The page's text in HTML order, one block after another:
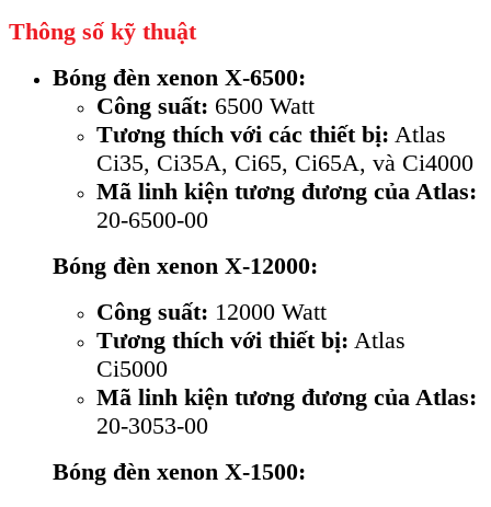
Thông số kỹ thuật
Bóng đèn xenon X-6500:
Công suất: 6500 Watt
Tương thích với các thiết bị: Atlas
Ci35, Ci35A, Ci65, Ci65A, và Ci4000
Mã linh kiện tương đương của Atlas:
20-6500-00
Bóng đèn xenon X-12000:
Công suất: 12000 Watt
Tương thích với thiết bị: Atlas
Ci5000
Mã linh kiện tương đương của Atlas:
20-3053-00
Bóng đèn xenon X-1500: